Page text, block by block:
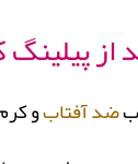
از
ضد آفتابو